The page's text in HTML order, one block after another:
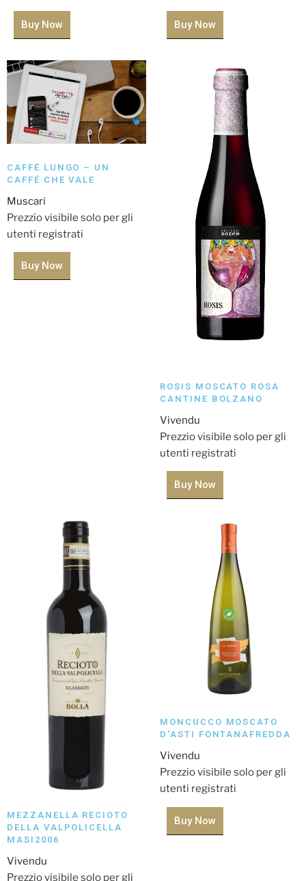
Buy Now Buy Now
CAFFÉ LUNGO – UN
CAFFÉ CHE VALE
Muscari
Prezzio visibile solo per gli
utenti registrati
Buy Now
ROSIS MOSCATO ROSA
CANTINE BOLZANO
Vivendu
Prezzio visibile solo per gli
utenti registrati
Buy Now
MEZZANELLA RECIOTO
DELLA VALPOLICELLA
MASI2006
Vivendu
Prezzio visibile solo per gli
MONCUCCO MOSCATO
D’ASTI FONTANAFREDDA
Vivendu
Prezzio visibile solo per gli
utenti registrati
Buy Now